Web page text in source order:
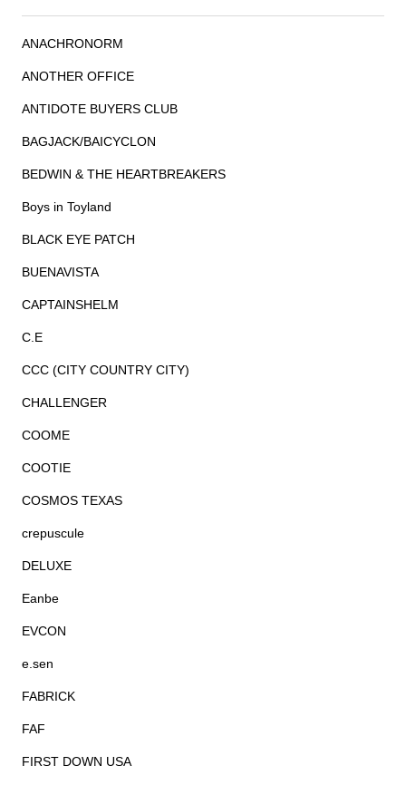
ANACHRONORM
ANOTHER OFFICE
ANTIDOTE BUYERS CLUB
BAGJACK/BAICYCLON
BEDWIN & THE HEARTBREAKERS
Boys in Toyland
BLACK EYE PATCH
BUENAVISTA
CAPTAINSHELM
C.E
CCC (CITY COUNTRY CITY)
CHALLENGER
COOME
COOTIE
COSMOS TEXAS
crepuscule
DELUXE
Eanbe
EVCON
e.sen
FABRICK
FAF
FIRST DOWN USA